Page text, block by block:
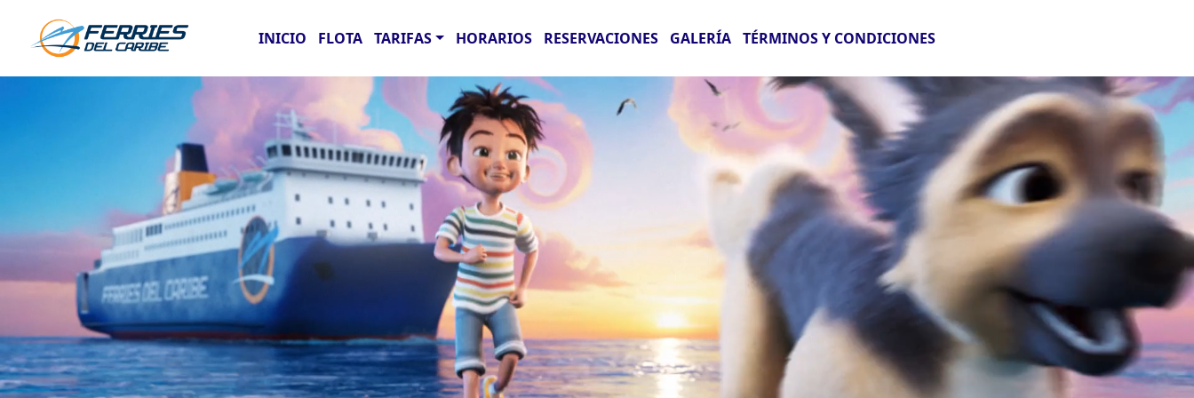
INICIO FLOTA TARIFAS HORARIOS RESERVACIONES GALERÍA TÉRMINOS Y CONDICIONES